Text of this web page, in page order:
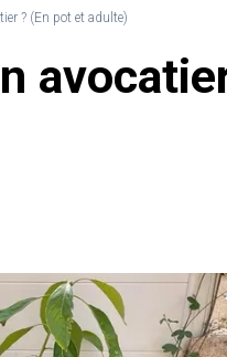
? (En pot et adulte)